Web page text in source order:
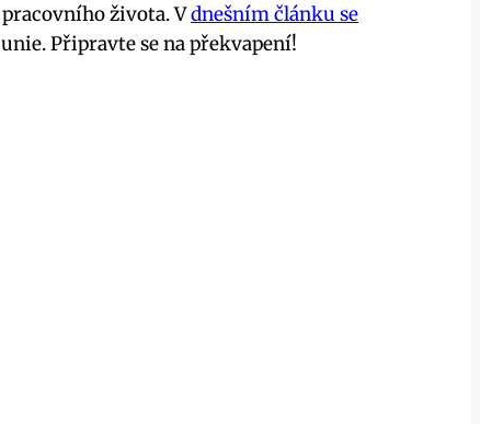
života. Vdnešním článku se
Připravte se na překvapení!